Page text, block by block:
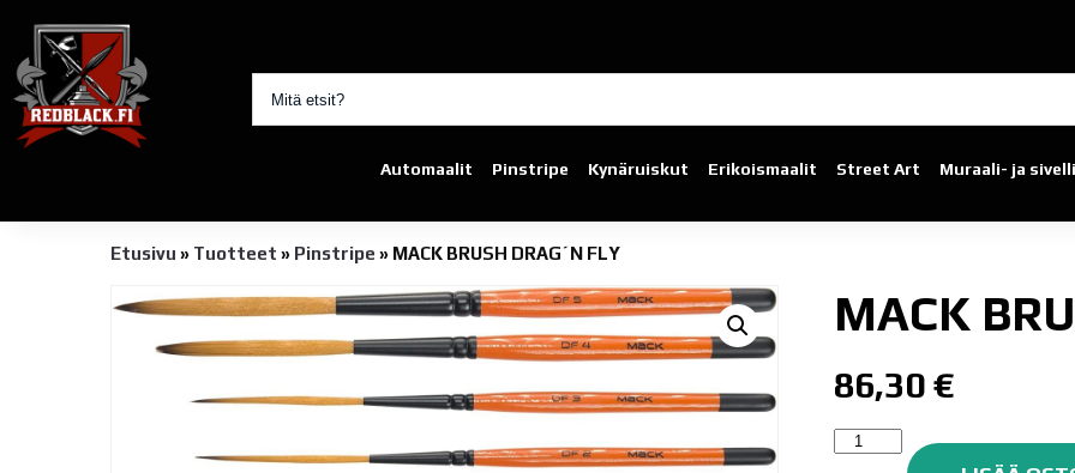
Automaalit Pinstripe Kynäruiskut Erikoismaalit Street Art Muraali- ja
Etusivu » Tuotteet » Pinstripe » MACK BRUSH DRAG´N FLY
MACK
86,30€
MACK